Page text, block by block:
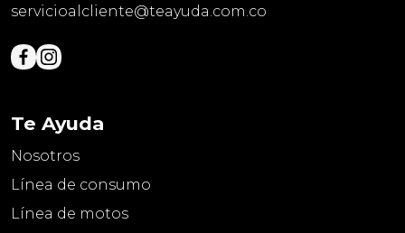
servicioalcliente@teayuda.com.co
Te Ayuda
Nosotros
Línea de consumo
Línea de motos